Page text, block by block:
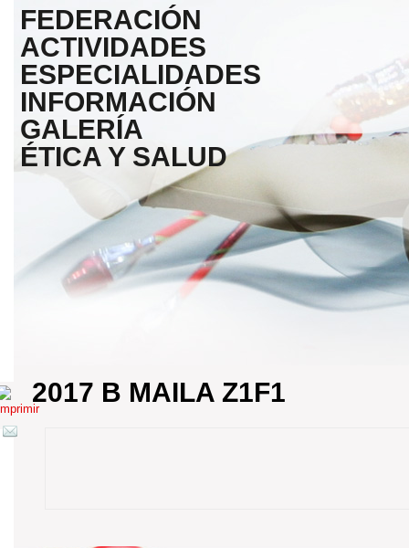
FEDERACIÓN
ACTIVIDADES
ESPECIALIDADES
INFORMACIÓN
GALERÍA
ÉTICA Y SALUD
2017 B MAILA Z1F1